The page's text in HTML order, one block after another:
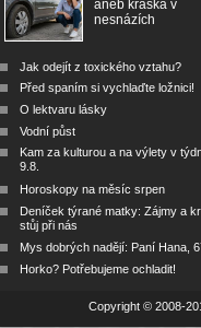
aneb kráska v
nesnázích
Jak odejít z toxického vztahu?
Před spaním si vychlaďte ložnici!
O lektvaru lásky
Vodní půst
Kam za kulturou a na výlety v
9.8.
Horoskopy na měsíc srpen
Deníček týrané matky: Zájmy a
stůj při nás
Mys dobrých nadějí: Paní Hana,
Horko? Potřebujeme ochladit!
Copyright © 2008-